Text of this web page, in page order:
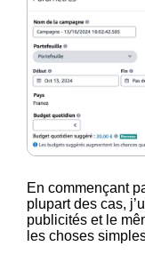
En commençant
plupart des cas,
publicités et le
les choses